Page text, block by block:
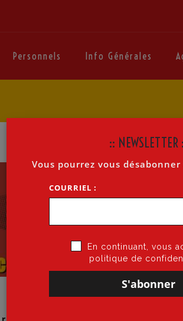
Personnels Info Générales
CDEN
:: NEWSLETTER
Vous pourrez vous
COURRIEL :
En continuant, vous
politique de